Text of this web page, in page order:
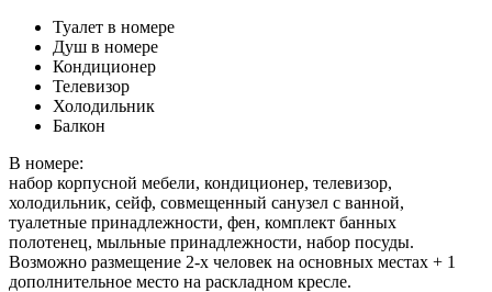
Туалет в номере
Душ в номере
Кондиционер
Телевизор
Холодильник
Балкон
В номере:
набор корпусной мебели, кондиционер, телевизор,
холодильник, сейф, совмещенный санузел с ванной,
туалетные принадлежности, фен, комплект банных
полотенец, мыльные принадлежности, набор посуды.
Возможно размещение 2-х человек на основных местах + 1
дополнительное место на раскладном кресле.